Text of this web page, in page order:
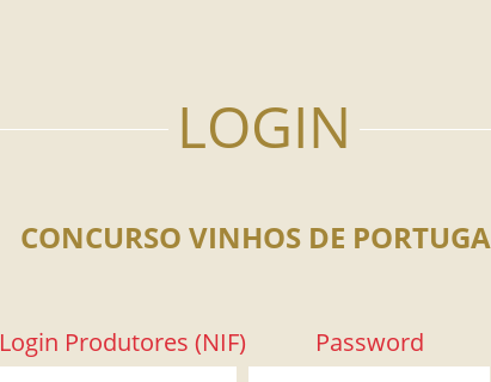
CONCURSO VINHOS DE
Login Produtores (NIF) Password